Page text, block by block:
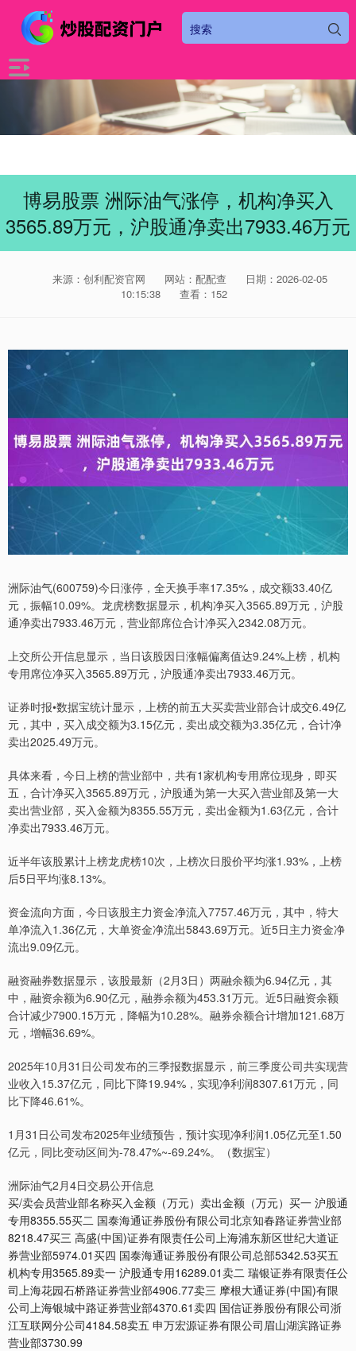
博易股票 洲际油气涨停，机构净买入
3565.89万元，沪股通净卖出7933.46万元
来源：创利配资官网 网站：配配查
日期：2026-02-05
10:15:38
查看：152
洲际油气(600759)今日涨停，全天换手率17.35%，成交额33.40亿
元，振幅10.09%。龙虎榜数据显示，机构净买入3565.89万元，沪股
通净卖出7933.46万元，营业部席位合计净买入2342.08万元。
上交所公开信息显示，当日该股因日涨幅偏离值达9.24%上榜，机构
专用席位净买入3565.89万元，沪股通净卖出7933.46万元。
证券时报•数据宝统计显示，上榜的前五大买卖营业部合计成交6.49亿
元，其中，买入成交额为3.15亿元，卖出成交额为3.35亿元，合计净
卖出2025.49万元。
具体来看，今日上榜的营业部中，共有1家机构专用席位现身，即买
五，合计净买入3565.89万元，沪股通为第一大买入营业部及第一大
卖出营业部，买入金额为8355.55万元，卖出金额为1.63亿元，合计
净卖出7933.46万元。
近半年该股累计上榜龙虎榜10次，上榜次日股价平均涨1.93%，上榜
后5日平均涨8.13%。
资金流向方面，今日该股主力资金净流入7757.46万元，其中，特大
单净流入1.36亿元，大单资金净流出5843.69万元。近5日主力资金净
流出9.09亿元。
融资融券数据显示，该股最新（2月3日）两融余额为6.94亿元，其
中，融资余额为6.90亿元，融券余额为453.31万元。近5日融资余额
合计减少7900.15万元，降幅为10.28%。融券余额合计增加121.68万
元，增幅36.69%。
2025年10月31日公司发布的三季报数据显示，前三季度公司共实现营
业收入15.37亿元，同比下降19.94%，实现净利润8307.61万元，同
比下降46.61%。
1月31日公司发布2025年业绩预告，预计实现净利润1.05亿元至1.50
亿元，同比变动区间为-78.47%~-69.24%。（数据宝）
洲际油气2月4日交易公开信息
买/卖会员营业部名称买入金额（万元）卖出金额（万元）买一 沪股通
专用8355.55买二 国泰海通证券股份有限公司北京知春路证券营业部
8218.47买三 高盛(中国)证券有限责任公司上海浦东新区世纪大道证
券营业部5974.01买四 国泰海通证券股份有限公司总部5342.53买五
机构专用3565.89卖一 沪股通专用16289.01卖二 瑞银证券有限责任公
司上海花园石桥路证券营业部4906.77卖三 摩根大通证券(中国)有限
公司上海银城中路证券营业部4370.61卖四 国信证券股份有限公司浙
江互联网分公司4184.58卖五 申万宏源证券有限公司眉山湖滨路证券
营业部3730.99